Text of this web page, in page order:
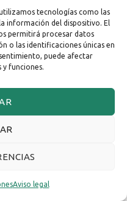
tecnologías como las
información del dispositivo. El
permitirá procesar datos
o las identificaciones únicas en
puede afectar
funciones.
Aviso legal